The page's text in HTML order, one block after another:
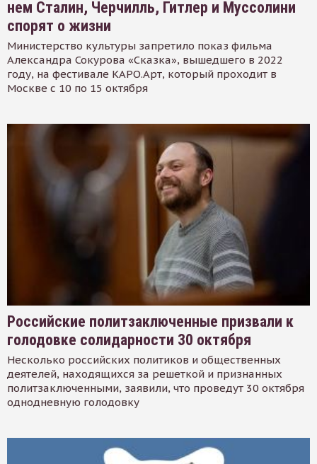
нем Сталин, Черчилль, Гитлер и Муссолини
спорят о жизни
Министерство культуры запретило показ фильма
Александра Сокурова «Сказка», вышедшего в 2022
году, на фестивале КАРО.Арт, который проходит в
Москве с 10 по 15 октября
Российские политзаключенные призвали к
голодовке солидарности 30 октября
Несколько российских политиков и общественных
деятелей, находящихся за решеткой и признанных
политзаключенными, заявили, что проведут 30 октября
однодневную голодовку